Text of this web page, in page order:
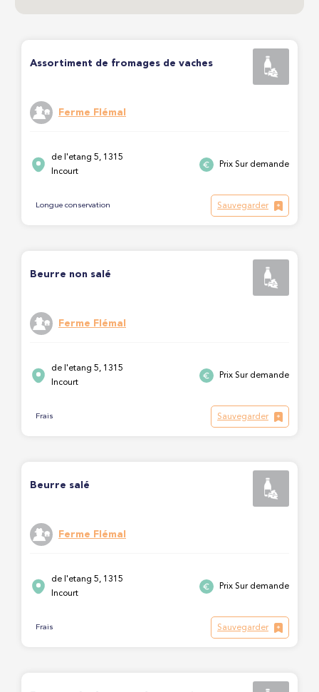
Assortiment de fromages de vaches
Ferme Flémal
de l'etang 5, 1315
Incourt
Prix Sur demande
Longue conservation Sauvegarder
Beurre non salé
Ferme Flémal
de l'etang 5, 1315
Incourt
Prix Sur demande
Frais Sauvegarder
Beurre salé
Ferme Flémal
de l'etang 5, 1315
Incourt
Prix Sur demande
Frais Sauvegarder